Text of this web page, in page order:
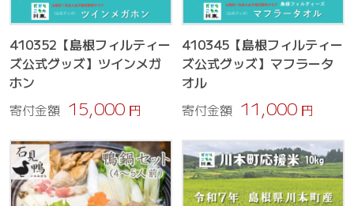
410352【島根フィルティー
ズ公式グッズ】ツインメガ
ホン
寄付金額 15,000 円
410345【島根フィルティー
ズ公式グッズ】マフラータ
オル
寄付金額 11,000 円